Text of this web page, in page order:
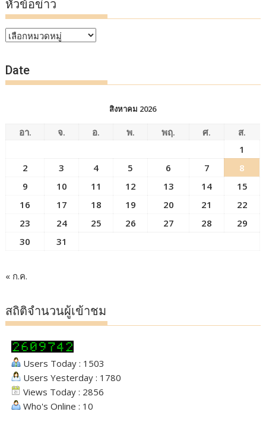
หัวข้อข่าว
หัวข้อ
Date
สิงหาคม 2026
อา. จ. อ. พ. พฤ. ศ.
ส.
1
2
3 4 5 6 7
8
9
10 11 12 13 14
15
16
17 18 19 20 21
22
23
24 25 26 27 28
29
30
31
« ก.ค.
สถิติจำนวนผู้เข้าชม
Users Today : 1503
Users Yesterday : 1780
Views Today : 2856
Who's Online : 10